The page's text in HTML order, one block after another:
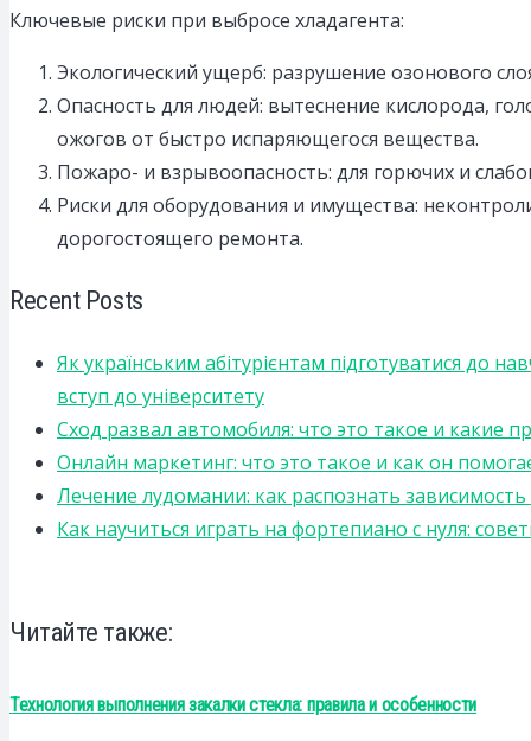
Ключевые риски при выбросе хладагента:
Экологический ущерб: разрушение озонового
Опасность для людей: вытеснение кислорода,
ожогов от быстро испаряющегося вещества.
Пожаро- и взрывоопасность: для горючих и
Риски для оборудования и имущества:
дорогостоящего ремонта.
Recent Posts
Як українським абітурієнтам підготуватися до
вступ до університету
Сход развал автомобиля: что это такое и какие
Онлайн маркетинг: что это такое и как он
Лечение лудомании: как распознать
Как научиться играть на фортепиано с нуля:
Читайте также:
Технология выполнения закалки стекла: правила и особенности